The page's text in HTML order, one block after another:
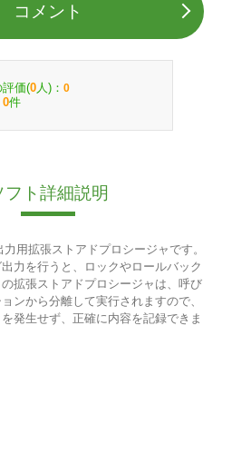
コメント
評価(0 人)： 0
0件
フト詳細説明
用拡張ストアドプロシージャです。
力を行うと、ロックやロールバック
拡張ストアドプロシージャは、呼び
ンから分離して実行されますので、
発生せず、正確に内容を記録できま